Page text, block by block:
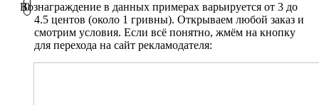
Вознаграждение в данных примерах варьируется от 3 до
4.5 центов (около 1 гривны). Открываем любой заказ и
смотрим условия. Если всё понятно, жмём на кнопку
для перехода на сайт рекламодателя: